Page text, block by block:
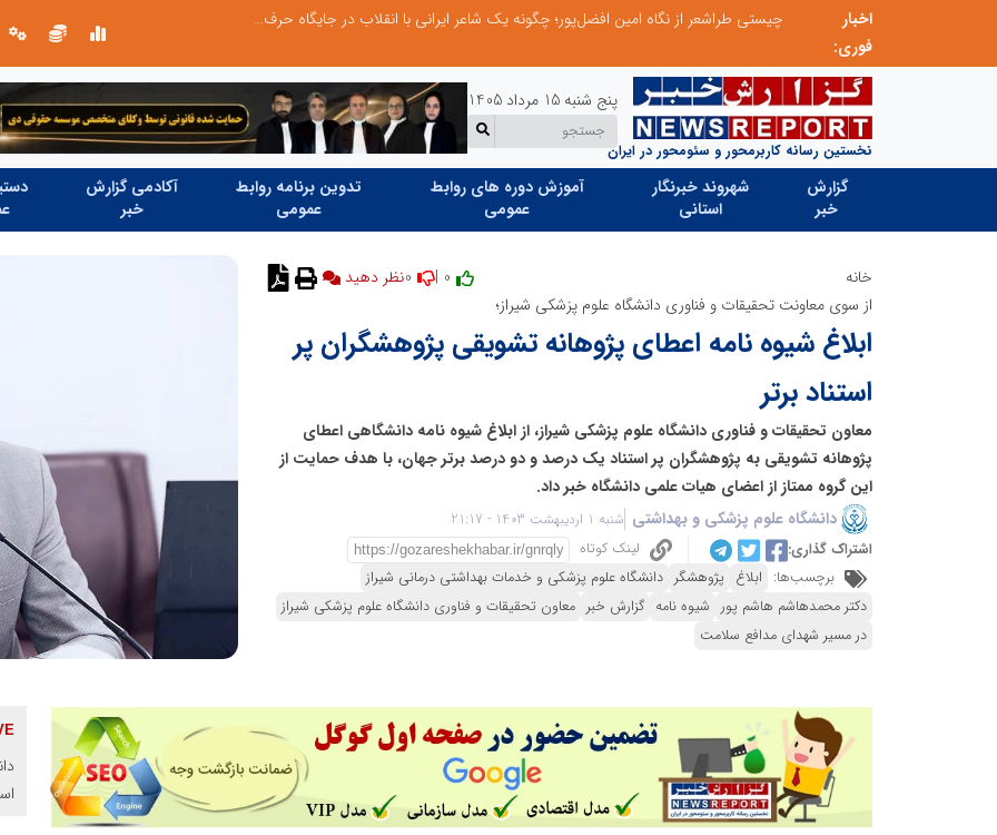
اخبار
فوری:
چیستی طراشعر از نگاه امین افضل‌پور؛ چگونه یک شاعر ایرانی با انقلاب در جایگاه حرف، شعر را از متن خطی به میدان ادراک بصری تبدیل کرد؟
نخستین رسانه کاربرمحور و سئومحور در ایران
پنج شنبه 15 مرداد 1405
گزارش
خبر
شهروند خبرنگار
استانی
آموزش دوره های روابط
عمومی
تدوین برنامه روابط
عمومی
آکادمی گزارش
خبر
خانه
از سوی معاونت تحقیقات و فناوری دانشگاه علوم پزشکی شیراز؛
ابلاغ شیوه نامه اعطای پژوهانه تشویقی پژوهشگران پر
استناد برتر
معاون تحقیقات و فناوری دانشگاه علوم پزشکی شیراز، از ابلاغ شیوه نامه دانشگاهی اعطای
پژوهانه تشویقی به پژوهشگران پر استناد یک درصد و دو درصد برتر جهان، با هدف حمایت از
این گروه ممتاز از اعضای هیات علمی دانشگاه خبر داد.
دانشگاه علوم پزشکی و بهداشتی شنبه 1 اردیبهشت 1403 - 21:17
اشتراک گذاری:
لینک کوتاه
برچسب‌ها: ابلاغ پژوهشگر دانشگاه علوم پزشکی و خدمات بهداشتی درمانی شیراز
دکتر محمدهاشم هاشم پور شیوه نامه‌ گزارش خبر معاون تحقیقات و فناوری دانشگاه علوم پزشکی شیراز
در مسیر شهدای مدافع سلامت